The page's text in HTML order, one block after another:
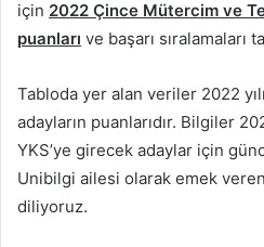
için 2022 Çince Mütercim ve
puanları ve başarı sıralamaları
Tabloda yer alan veriler 2022
adayların puanlarıdır. Bilgiler
YKS’ye girecek adaylar için
Unibilgi ailesi olarak emek
diliyoruz.